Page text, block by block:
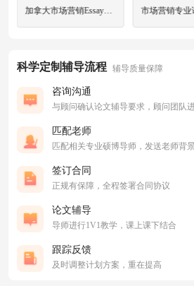
加拿大市场营销Essay怎么写？
科学定制辅导流程 辅导质量保障
咨询沟通
与顾问确认论文辅导要求，顾问团队
匹配老师
匹配相关专业硕博导师，发送老师背
签订合同
正规有保障，全程签署合同协议
论文辅导
导师进行1V1教学，课上课下结合
跟踪反馈
及时调整计划方案，重在提高